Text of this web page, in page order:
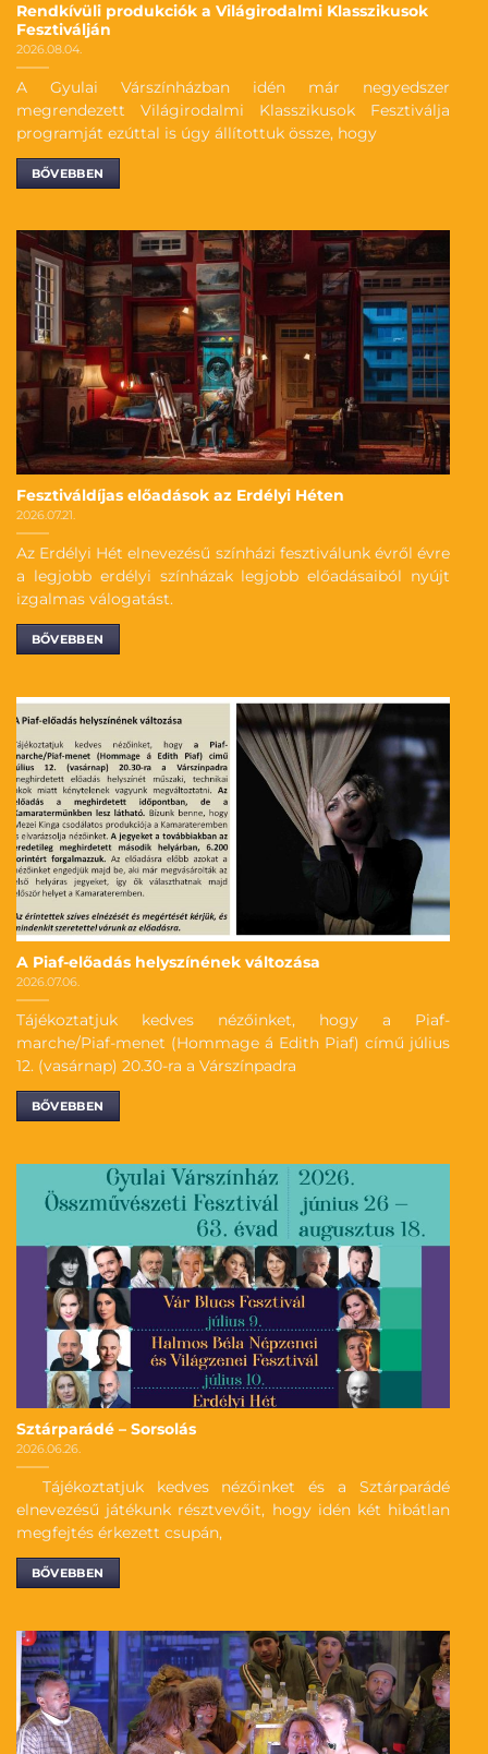
Rendkívüli produkciók a Világirodalmi Klasszikusok
Fesztiválján
2026.08.04.
A Gyulai Várszínházban idén már negyedszer
megrendezett Világirodalmi Klasszikusok Fesztiválja
programját ezúttal is úgy állítottuk össze, hogy
BŐVEBBEN
Fesztiváldíjas előadások az Erdélyi Héten
2026.07.21.
Az Erdélyi Hét elnevezésű színházi fesztiválunk évről évre
a legjobb erdélyi színházak legjobb előadásaiból nyújt
izgalmas válogatást.
BŐVEBBEN
A Piaf-előadás helyszínének változása
2026.07.06.
Tájékoztatjuk kedves nézőinket, hogy a Piaf-
marche/Piaf-menet (Hommage á Edith Piaf) című július
12. (vasárnap) 20.30-ra a Várszínpadra
BŐVEBBEN
Sztárparádé – Sorsolás
2026.06.26.
Tájékoztatjuk kedves nézőinket és a Sztárparádé
elnevezésű játékunk résztvevőit, hogy idén két hibátlan
megfejtés érkezett csupán,
BŐVEBBEN